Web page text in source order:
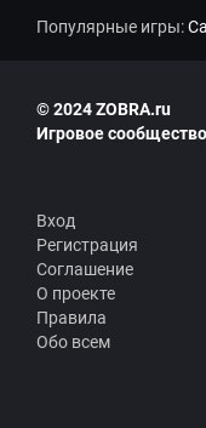
Популярные игры:
© 2024 ZOBRA.ru
Игровое сообщество
Вход
Регистрация
Соглашение
О проекте
Правила
Обо всем